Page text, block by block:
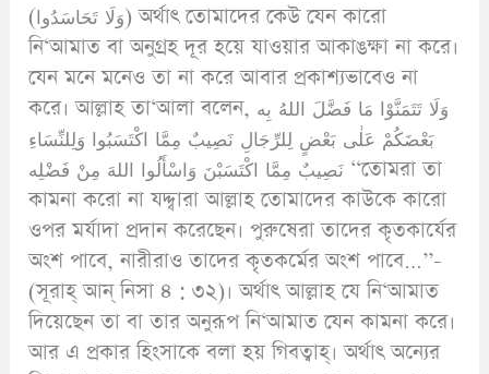
(وَلَا تَحَاسَدُوا) অর্থাৎ তোমাদের কেউ যেন কারো
নি‘আমাত বা অনুগ্রহ দূর হয়ে যাওয়ার আকাঙক্ষা না করে।
যেন মনে মনেও তা না করে আবার প্রকাশ্যভাবেও না
করে। আল্লাহ তা‘আলা বলেন, وَلَا تَتَمَنَّوْا مَا فَضَّلَ اللهُ بِه
بَعْضَكُمْ عَلٰى بَعْضٍ لِلرِّجَالِ نَصِيبٌ مِمَّا اكْتَسَبُوا وَلِلنِّسَاءِ
نَصِيبٌ مِمَّا اكْتَسَبْنَ وَاسْأَلُوا اللهَ مِنْ فَضْلِه ‘‘তোমরা তা
কামনা করো না যদ্দ্বারা আল্লাহ তোমাদের কাউকে কারো
ওপর মর্যাদা প্রদান করেছেন। পুরুষেরা তাদের কৃতকার্যের
অংশ পাবে, নারীরাও তাদের কৃতকর্মের অংশ পাবে…’’-
(সূরাহ্ আন্ নিসা ৪ : ৩২)। অর্থাৎ আল্লাহ যে নি‘আমাত
দিয়েছেন তা বা তার অনুরূপ নি‘আমাত যেন কামনা করে।
আর এ প্রকার হিংসাকে বলা হয় গিবত্বাহ্। অর্থাৎ অন্যের